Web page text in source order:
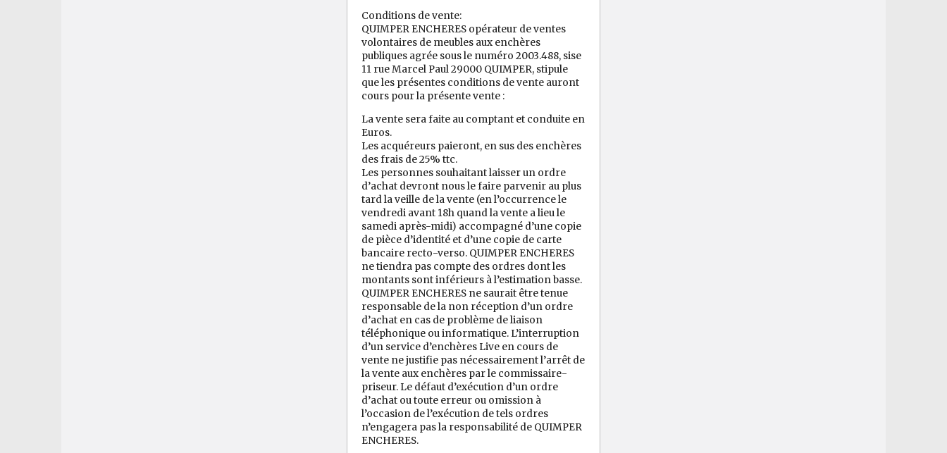
Conditions de vente:
QUIMPER ENCHERES opérateur de ventes
volontaires de meubles aux enchères
publiques agrée sous le numéro 2003.488, sise
11 rue Marcel Paul 29000 QUIMPER, stipule
que les présentes conditions de vente auront
cours pour la présente vente :
La vente sera faite au comptant et conduite en
Euros.
Les acquéreurs paieront, en sus des enchères
des frais de 25% ttc.
Les personnes souhaitant laisser un ordre
d’achat devront nous le faire parvenir au plus
tard la veille de la vente (en l’occurrence le
vendredi avant 18h quand la vente a lieu le
samedi après-midi) accompagné d’une copie
de pièce d’identité et d’une copie de carte
bancaire recto-verso. QUIMPER ENCHERES
ne tiendra pas compte des ordres dont les
montants sont inférieurs à l’estimation basse.
QUIMPER ENCHERES ne saurait être tenue
responsable de la non réception d’un ordre
d’achat en cas de problème de liaison
téléphonique ou informatique. L’interruption
d’un service d’enchères Live en cours de
vente ne justifie pas nécessairement l’arrêt de
la vente aux enchères par le commissaire-
priseur. Le défaut d’exécution d’un ordre
d’achat ou toute erreur ou omission à
l’occasion de l’exécution de tels ordres
n’engagera pas la responsabilité de QUIMPER
ENCHERES.